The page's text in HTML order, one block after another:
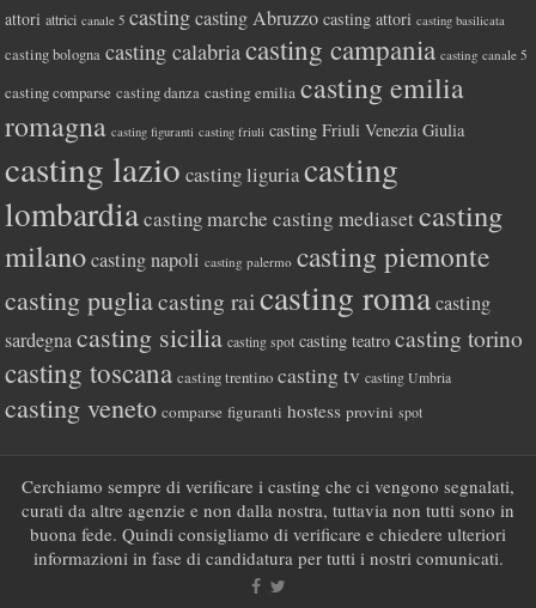
attori attrici canale 5 casting casting Abruzzo casting attori casting basilicata
casting bologna casting calabriacasting campania casting canale 5
casting comparse casting danza casting emilia casting emilia
romagna casting figuranti casting friuli casting Friuli Venezia Giulia
casting lazio casting liguriacasting
lombardiacasting marche casting mediasetcasting
milano casting napoli casting palermo casting piemonte
casting pugliacasting rai casting roma casting
sardegna casting sicilia casting spot casting teatro casting torino
casting toscana casting trentino casting tv casting Umbria
casting veneto comparse figuranti hostess provini spot
Cerchiamo sempre di verificare i casting che ci vengono segnalati,
curati da altre agenzie e non dalla nostra, tuttavia non tutti sono in
buona fede. Quindi consigliamo di verificare e chiedere ulteriori
informazioni in fase di candidatura per tutti i nostri comunicati.